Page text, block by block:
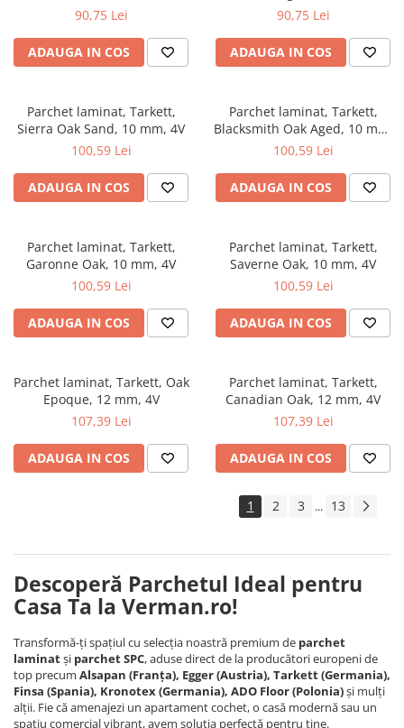
90,75 Lei
ADAUGA IN COS
90,75 Lei
ADAUGA IN COS
Parchet laminat, Tarkett,
Sierra Oak Sand, 10 mm, 4V
100,59 Lei
ADAUGA IN COS
Parchet laminat, Tarkett,
Blacksmith Oak Aged, 10 mm,
4V
100,59 Lei
ADAUGA IN COS
Parchet laminat, Tarkett,
Garonne Oak, 10 mm, 4V
100,59 Lei
ADAUGA IN COS
Parchet laminat, Tarkett,
Saverne Oak, 10 mm, 4V
100,59 Lei
ADAUGA IN COS
Parchet laminat, Tarkett, Oak
Epoque, 12 mm, 4V
107,39 Lei
ADAUGA IN COS
Parchet laminat, Tarkett,
Canadian Oak, 12 mm, 4V
107,39 Lei
ADAUGA IN COS
1 2 3 ... 13
Descoperă Parchetul Ideal pentru
Casa Ta la Verman.ro!
Transformă-ți spațiul cu selecția noastră premium de parchet
laminatși parchet SPC, aduse direct de la producători europeni de
top precum Alsapan (Franța), Egger (Austria), Tarkett (Germania),
Finsa (Spania), Kronotex (Germania), ADO Floor (Polonia)și mulți
alții. Fie că amenajezi un apartament cochet, o casă modernă sau un
spațiu comercial vibrant, avem soluția perfectă pentru tine.